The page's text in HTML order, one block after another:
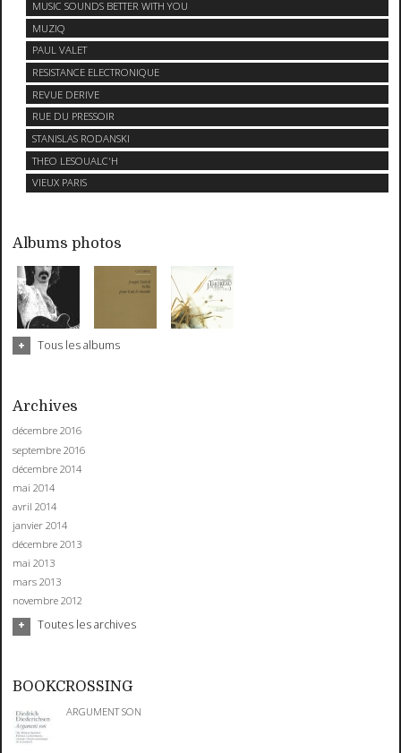
MUSIC SOUNDS BETTER WITH YOU
MUZIQ
PAUL VALET
RESISTANCE ELECTRONIQUE
REVUE DERIVE
RUE DU PRESSOIR
STANISLAS RODANSKI
THEO LESOUALC'H
VIEUX PARIS
Albums photos
Tous les albums
Archives
décembre 2016
septembre 2016
décembre 2014
mai 2014
avril 2014
janvier 2014
décembre 2013
mai 2013
mars 2013
novembre 2012
Toutes les archives
BOOKCROSSING
ARGUMENT SON